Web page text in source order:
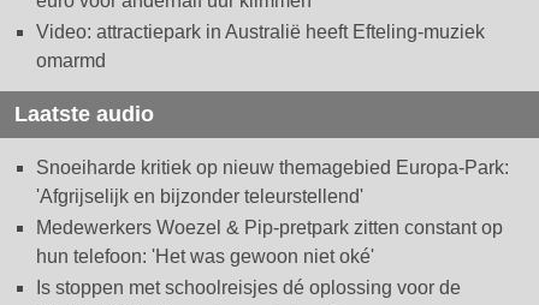
Video: attractiepark in Australië heeft Efteling-muziek
omarmd
Laatste audio
Snoeiharde kritiek op nieuw themagebied Europa-Park:
'Afgrijselijk en bijzonder teleurstellend'
Medewerkers Woezel & Pip-pretpark zitten constant op
hun telefoon: 'Het was gewoon niet oké'
Is stoppen met schoolreisjes dé oplossing voor de